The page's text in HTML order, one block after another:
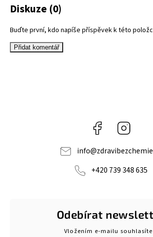
Diskuze (0)
Buďte první, kdo napíše příspěvek k této
Přidat komentář
Facebook
info@
+420 739 348 635
Odebírat
Vložením e-mailu souhlasíte